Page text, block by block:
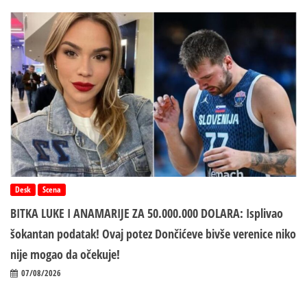
Desk Scena
BITKA LUKE I ANAMARIJE ZA 50.000.000 DOLARA: Isplivao
šokantan podatak! Ovaj potez Dončićeve bivše verenice niko
nije mogao da očekuje!
07/08/2026